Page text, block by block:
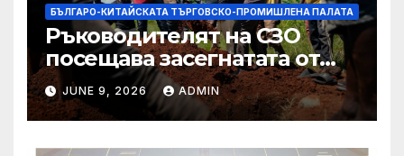
БЪЛГАРО-КИТАЙСКАТА ТЪРГОВСКО-ПРОМИШЛЕНА ПАЛАТА
Ръководителят на СЗО
посещава засегнатата от
Ебола Уганда, след като
вирусът се разпространява
от ДРК
JUNE 9, 2026 ADMIN